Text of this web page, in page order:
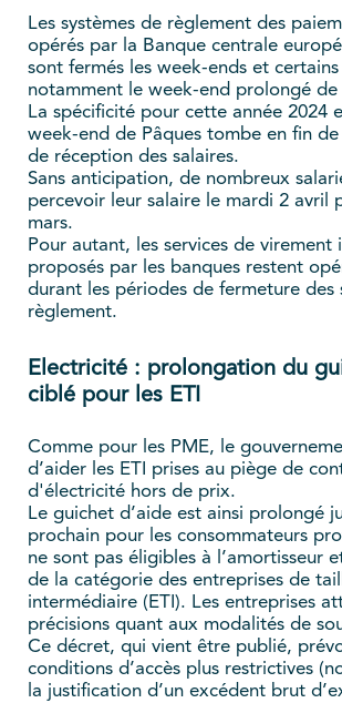
Les systèmes de règlement des
opérés par la Banque centrale
sont fermés les week-ends et
notamment le week-end prolongé de
La spécificité pour cette année 2024
week-end de Pâques tombe en fin
de réception des salaires.
Sans anticipation, de nombreux
percevoir leur salaire le mardi 2 avril
mars.
Pour autant, les services de virement
proposés par les banques restent
durant les périodes de fermeture des
règlement.
Electricité : prolongation du
ciblé pour les ETI
Comme pour les PME, le
d’aider les ETI prises au piège de
d'électricité hors de prix.
Le guichet d’aide est ainsi prolongé
prochain pour les consommateurs
ne sont pas éligibles à l’amortisseur
de la catégorie des entreprises de
intermédiaire (ETI). Les entreprises
précisions quant aux modalités de
Ce décret, qui vient être publié,
conditions d’accès plus restrictives
la justification d’un excédent brut